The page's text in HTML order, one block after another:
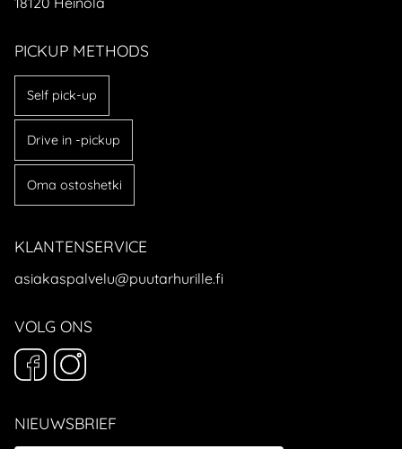
PICKUP METHODS
Self pick-up
Drive in -pickup
Oma ostoshetki
KLANTENSERVICE
asiakaspalvelu@puutarhurille.fi
VOLG ONS
NIEUWSBRIEF